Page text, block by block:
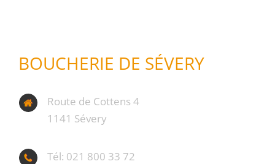
BOUCHERIE DE SÉVERY
Route de Cottens 4
1141 Sévery
Tél: 021 800 33 72